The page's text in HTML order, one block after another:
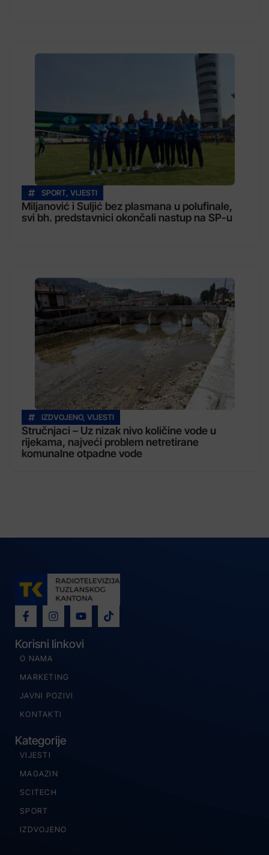
SPORT VIJESTI
Miljanović i Suljić bez plasmana u polufinale,
svi bh. predstavnici okončali nastup na SP-u
IZDVOJENO, VIJESTI
Stručnjaci – Uz nizak nivo količine vode u
rijekama, najveći problem netretirane
komunalne otpadne vode
Korisni linkovi
O NAMA
MARKETING
JAVNI POZIVI
KONTAKTI
Kategorije
VIJESTI
MAGAZIN
SCITECH
SPORT
IZDVOJENO